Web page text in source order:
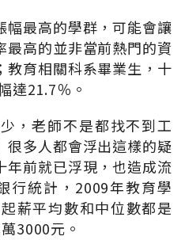
幅最高的學群，可能會讓
高的並非當前熱門的資
教育相關科系畢業生，十
達21.7％。
，老師不是都找不到工
多人都會浮出這樣的疑
年前就已浮現，也造成流
行統計，2009年教育學
薪平均數和中位數都是
3000元。